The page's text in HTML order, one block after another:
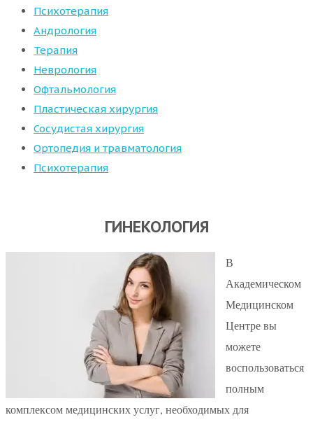
Психотерапия
Андрология
Терапия
Неврология
Офтальмология
Пластическая хирургия
Сосудистая хирургия
Ортопедия и травматология
Психотерапия
ГИНЕКОЛОГИЯ
В
Академическом
Медицинском
Центре вы
можете
воспользоваться
полным
комплексом медицинских услуг, необходимых для